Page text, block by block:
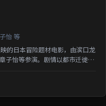
怡 等
的日本冒险题材电影，由滨口龙
子怡等参演。剧情以都市迁徙为